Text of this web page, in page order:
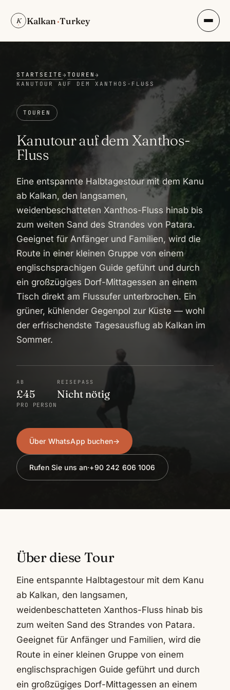
K Kalkan·Turkey
STARTSEITE → TOUREN →
KANUTOUR AUF DEM XANTHOS-FLUSS
TOUREN
Kanutour auf dem Xanthos-
Fluss
Eine entspannte Halbtagestour mit dem Kanu
ab Kalkan, den langsamen,
weidenbeschatteten Xanthos-Fluss hinab bis
zum weiten Sand des Strandes von Patara.
Geeignet für Anfänger und Familien, wird die
Route in einer kleinen Gruppe von einem
englischsprachigen Guide geführt und durch
ein großzügiges Dorf-Mittagessen an einem
Tisch direkt am Flussufer unterbrochen. Ein
grüner, kühlender Gegenpol zur Küste — wohl
der erfrischendste Tagesausflug ab Kalkan im
Sommer.
AB
£45
PRO PERSON
REISEPASS
Nicht nötig
Über WhatsApp buchen→
Rufen Sie uns an·+90 242 606 1006
Über diese Tour
Eine entspannte Halbtagestour mit dem Kanu
ab Kalkan, den langsamen,
weidenbeschatteten Xanthos-Fluss hinab bis
zum weiten Sand des Strandes von Patara.
Geeignet für Anfänger und Familien, wird die
Route in einer kleinen Gruppe von einem
englischsprachigen Guide geführt und durch
ein großzügiges Dorf-Mittagessen an einem